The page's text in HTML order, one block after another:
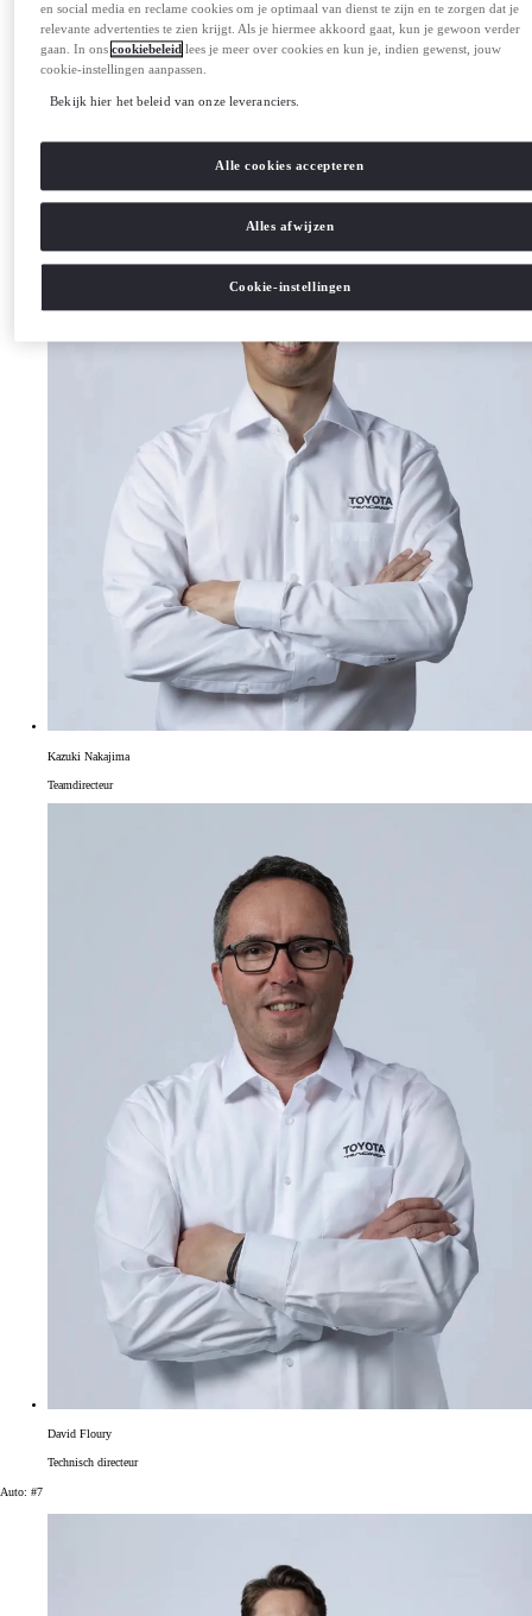
Kamui Kobayashi
Teamleider
Kazuki Nakajima
Teamdirecteur
David Floury
Technisch directeur
Auto: #7
en social media en reclame cookies om je optimaal van dienst te zijn en te zorgen dat je
relevante advertenties te zien krijgt. Als je hiermee akkoord gaat, kun je gewoon verder
gaan. In onscookiebeleid lees je meer over cookies en kun je, indien gewenst, jouw
cookie-instellingen aanpassen.
Bekijk hier het beleid van onze leveranciers.
Cookie-instellingen
Alles afwijzen
Alle cookies accepteren